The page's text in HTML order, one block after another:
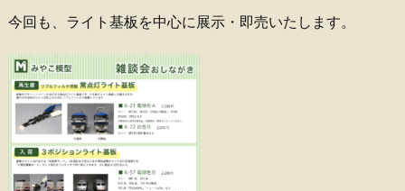
今回も、ライト基板を中心に展示・即売いたします。